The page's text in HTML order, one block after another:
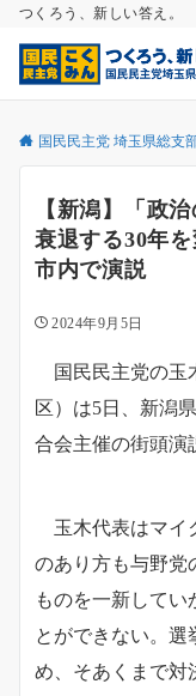
つくろう、新しい答え。
国民民主党 埼玉県総支
【新潟】「政
衰退する30年
市内で演説
2024年9月5日
国民民主党の玉
区）は5日、新潟
合会主催の街頭演
玉木代表はマイ
のあり方も与野党
ものを一新してい
とができない。選
め、そあくまで対